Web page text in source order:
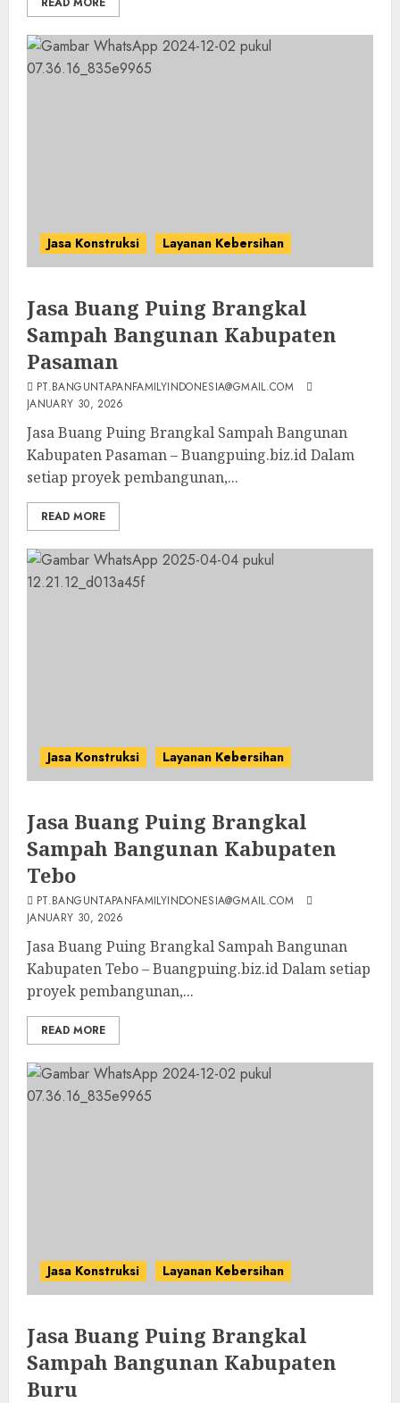
Jasa Konstruksi Layanan Kebersihan
Jasa Buang Puing Brangkal
Sampah Bangunan Kabupaten
Pasaman
PT.BANGUNTAPANFAMILYINDONESIA@GMAIL.COM
JANUARY 30, 2026
Jasa Buang Puing Brangkal Sampah Bangunan
Kabupaten Pasaman – Buangpuing.biz.id Dalam
setiap proyek pembangunan,...
READ MORE
Jasa Konstruksi Layanan Kebersihan
Jasa Buang Puing Brangkal
Sampah Bangunan Kabupaten
Tebo
PT.BANGUNTAPANFAMILYINDONESIA@GMAIL.COM
JANUARY 30, 2026
Jasa Buang Puing Brangkal Sampah Bangunan
Kabupaten Tebo – Buangpuing.biz.id Dalam setiap
proyek pembangunan,...
READ MORE
Jasa Konstruksi Layanan Kebersihan
Jasa Buang Puing Brangkal
Sampah Bangunan Kabupaten
Buru